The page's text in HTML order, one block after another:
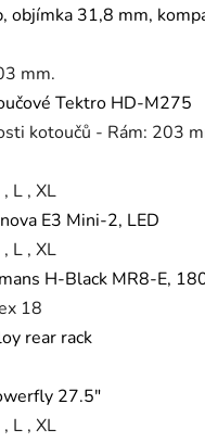
objímka 31,8 mm,
mm.
Tektro HD-M275
kotoučů - Rám: 203
L , XL
E3 Mini-2, LED
L , XL
H-Black MR8-E,
18
rear rack
27.5"
L , XL